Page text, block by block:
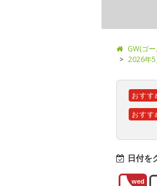
GW(ゴ
2026年5
おすす
おすす
日付を
wed